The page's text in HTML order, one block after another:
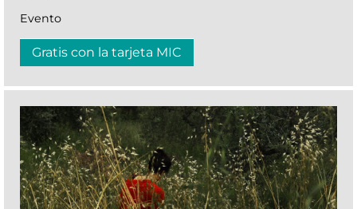
Evento
Gratis con la tarjeta MIC